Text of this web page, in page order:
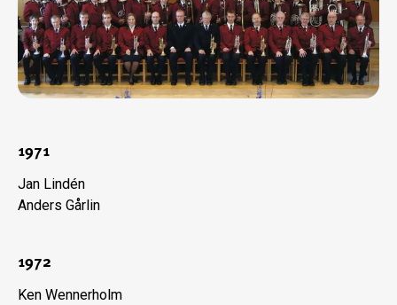
1971
Jan Lindén
Anders Gårlin
1972
Ken Wennerholm